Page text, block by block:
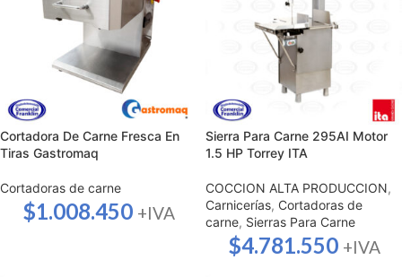
Cortadora De Carne Fresca En
Tiras Gastromaq
Cortadoras de carne
$1.008.450 +IVA
Sierra Para Carne 295AI Motor
1.5 HP Torrey ITA
COCCION ALTA PRODUCCION,
Carnicerías, Cortadoras de
carne, Sierras Para Carne
$4.781.550 +IVA